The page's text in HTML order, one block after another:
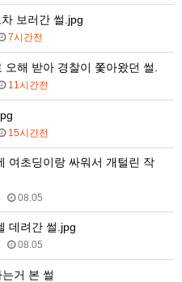
보러간 썰.jpg
7시간전
오해 받아 경찰이 쫓아왔던 썰.
11시간전
15시간전
08.05
데려간 썰.jpg
08.05
거 본 썰